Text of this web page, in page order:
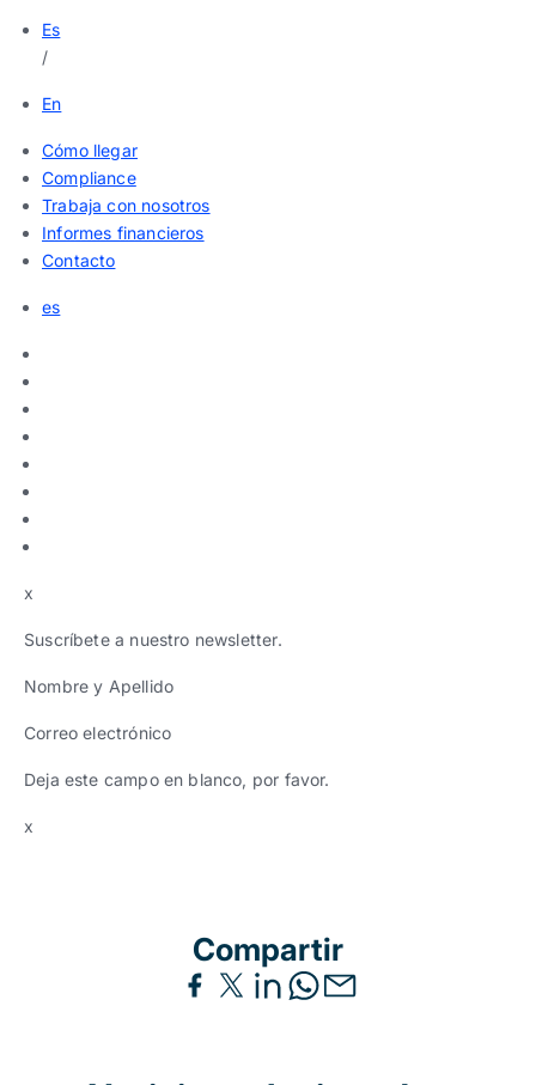
Es
/
En
Cómo llegar
Compliance
Trabaja con nosotros
Informes financieros
Contacto
es
x
Suscríbete a nuestro newsletter.
Nombre y Apellido
Correo electrónico
Deja este campo en blanco, por favor.
x
Compartir